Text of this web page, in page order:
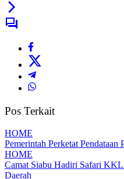
Pos Terkait
HOME
Pemerintah Perketat
HOME
Camat Siabu Hadiri Safari
Daerah